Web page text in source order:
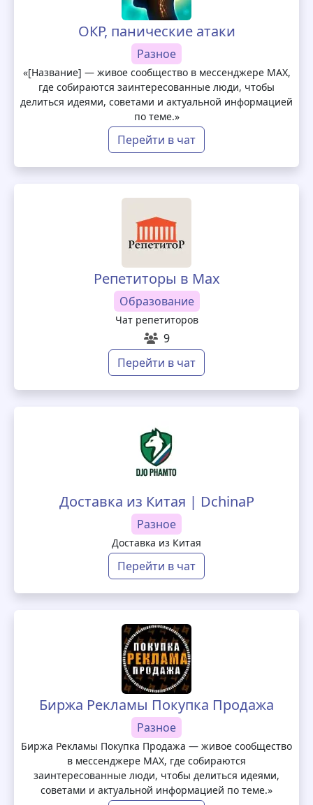
ОКР, панические атаки
Разное
«[Название] — живое сообщество в мессенджере MAX,
где собираются заинтересованные люди, чтобы
делиться идеями, советами и актуальной информацией
по теме.»
Перейти в чат
Репетиторы в Max
Образование
Чат репетиторов
9
Перейти в чат
Доставка из Китая | DchinaP
Разное
Доставка из Китая
Перейти в чат
Биржа Рекламы Покупка Продажа
Разное
Биржа Рекламы Покупка Продажа — живое сообщество
в мессенджере MAX, где собираются
заинтересованные люди, чтобы делиться идеями,
советами и актуальной информацией по теме.»